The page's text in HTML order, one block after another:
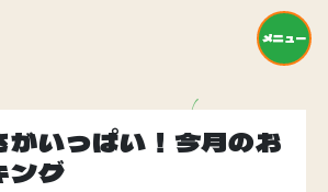
メニュー
がいっぱい！今月のお
ング